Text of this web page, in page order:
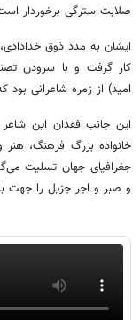
صلابت سترگی برخوردار
ایشان به مدد ذوق
کار گرفت و با سرودن
امید) از زمره شاعرانی
این جانب فقدان این
خانواده بزرگ فرهنگ،
جغرافیای جهان تسلیت
و صبر و اجر جزیل را جهت